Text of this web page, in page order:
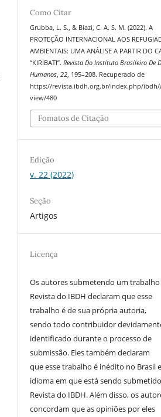
Como Citar
Grubba, L. S., & Biazi, C. A. S. M. (2022). A
PROTEÇÃO INTERNACIONAL AOS
AMBIENTAIS: UMA ANÁLISE A PARTIR DO
“KIRIBATI”.Revista Do Instituto Brasileiro De
Humanos ,22 , 195–208. Recuperado de
https://revista.ibdh.org.br/index.php/ibdh/
view/480
Fomatos de Citação
Edição
v. 22 (2022)
Seção
Artigos
Licença
Os autores submetendo um trabalho
Revista do IBDH declaram que esse
trabalho é de sua própria autoria,
sendo todo contribuidor
identificado durante o processo de
submissão. Eles também declaram
que esse trabalho é inédito no Brasil
idioma em que está sendo
Revista do IBDH. Além disso, os
concordam que as opiniões por eles